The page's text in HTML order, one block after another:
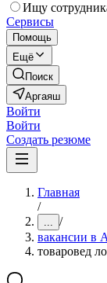
Ищу
Сервисы
Помощь
Ещё
Поиск
Аргаяш
Войти
Войти
Создать резюме
Главная
/
... /
вакансии в
товаровед